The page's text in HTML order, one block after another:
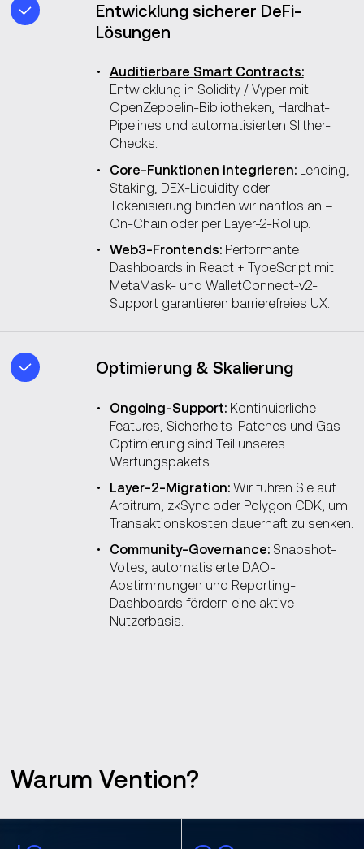
Entwicklung sicherer DeFi-
Lösungen
Auditierbare Smart Contracts:
Entwicklung in Solidity / Vyper mit
OpenZeppelin-Bibliotheken, Hardhat-
Pipelines und automatisierten Slither-
Checks.
Core-Funktionen integrieren:Lending,
Staking, DEX-Liquidity oder
Tokenisierung binden wir nahtlos an –
On-Chain oder per Layer-2-Rollup.
Web3-Frontends: Performante
Dashboards in React + TypeScript mit
MetaMask- und WalletConnect-v2-
Support garantieren barrierefreies UX.
Optimierung & Skalierung
Ongoing-Support:Kontinuierliche
Features, Sicherheits-Patches und Gas-
Optimierung sind Teil unseres
Wartungspakets.
Layer-2-Migration:Wir führen Sie auf
Arbitrum, zkSync oder Polygon CDK, um
Transaktionskosten dauerhaft zu senken.
Community-Governance:Snapshot-
Votes, automatisierte DAO-
Abstimmungen und Reporting-
Dashboards fördern eine aktive
Nutzerbasis.
Warum Vention?